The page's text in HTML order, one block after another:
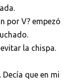
por V? empezó
la chispa.
que en mi